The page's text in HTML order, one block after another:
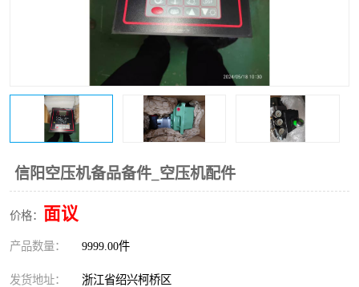
信阳空压机备品备件_空压机配件
价格： 面议
产品数量： 9999.00件
发货地址： 浙江省绍兴柯桥区
微电脑控制器 离心式压缩机高速转子组
复盛离心机零件 中冷耐高温气侧密封胶垫
空气过滤器 阿特拉斯
CAMERON空压机维修 CAMERON空压机显示屏